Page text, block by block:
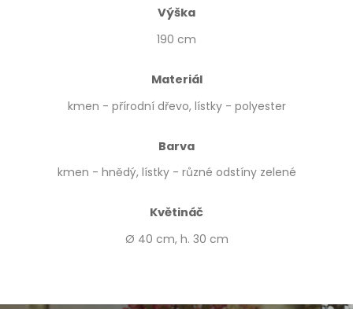
Výška
190 cm
Materiál
kmen - přírodní dřevo, lístky - polyester
Barva
kmen - hnědý, lístky - různé odstíny zelené
Květináč
Ø 40 cm, h. 30 cm